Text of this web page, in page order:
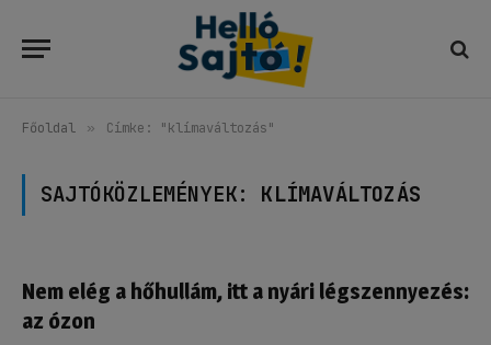
Főoldal » Címke: "klímaváltozás"
SAJTÓKÖZLEMÉNYEK: KLÍMAVÁLTOZÁS
Nem elég a hőhullám, itt a nyári légszennyezés:
az ózon